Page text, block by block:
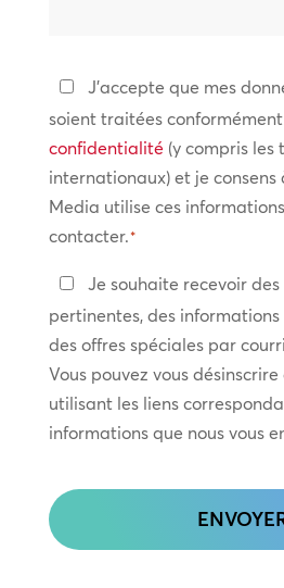
Politique
de
confidentialité
*
J'accepte que mes
soient traitées
confidentialité(y compris les
internationaux) et je consens
Media utilise ces
contacter.*
Restez
en
contact
Je souhaite recevoir des
pertinentes, des
des offres spéciales par
Vous pouvez vous
utilisant les liens
informations que nous vous